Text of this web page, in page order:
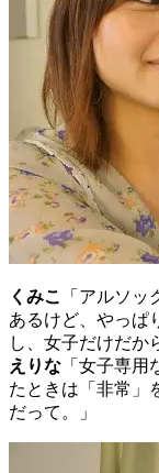
くみこ
「アルソ
あるけど、やっぱ
し、女子だけだか
えりな 「女子専
たときは「非常」
だって。」